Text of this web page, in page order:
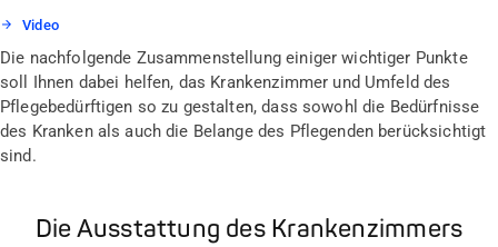
Video
Die nachfolgende Zusammenstellung einiger wichtiger Punkte
soll Ihnen dabei helfen, das Krankenzimmer und Umfeld des
Pflegebedürftigen so zu gestalten, dass sowohl die Bedürfnisse
des Kranken als auch die Belange des Pflegenden berücksichtigt
sind.
Die Ausstattung des Krankenzimmers